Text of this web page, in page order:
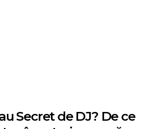
Secret de DJ? De ce